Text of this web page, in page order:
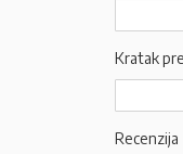
Kratak
Recenzija